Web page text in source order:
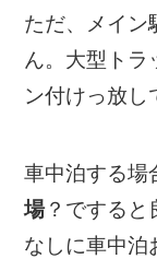
ただ、メイン
ん。大型トラ
ン付けっ放し
車中泊する場
場？ですると
なしに車中泊